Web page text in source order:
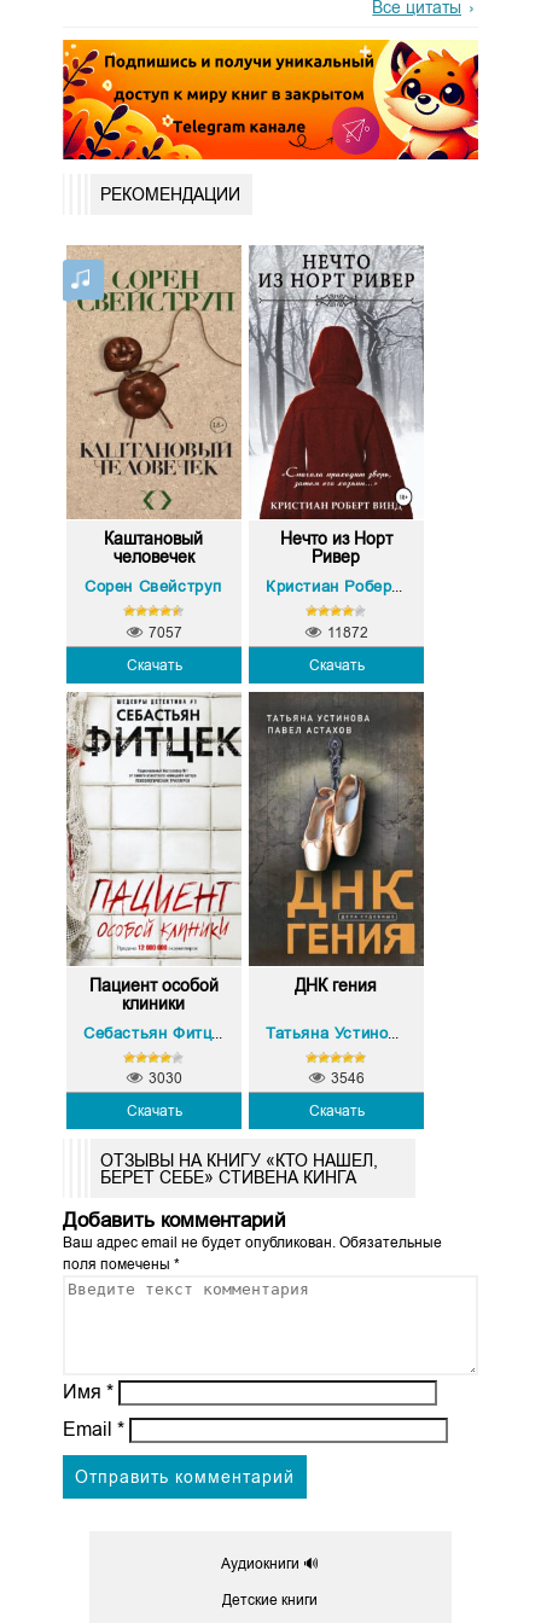
Все цитаты
РЕКОМЕНДАЦИИ
Каштановый
человечек
Сорен Свейструп
Скачать
7057
Нечто из Норт
Ривер
Кристиан Роберт Винд
Скачать
11872
Пациент особой
клиники
Себастьян Фитцек
Скачать
3030
ДНК гения
Татьяна Устинова
Скачать
3546
ОТЗЫВЫ НА КНИГУ «КТО НАШЕЛ,
БЕРЕТ СЕБЕ» СТИВЕНА КИНГА
Добавить комментарий
Ваш адрес email не будет опубликован.Обязательные
поля помечены *
Имя *
Email *
Аудиокниги 🔊
Детские книги